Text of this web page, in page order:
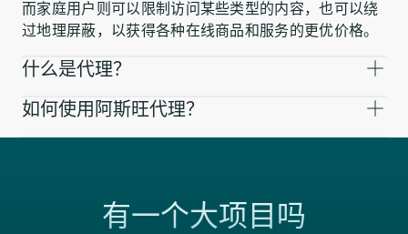
而家庭用户则可以限制访问某些类型的内容，也可以绕
过地理屏蔽，以获得各种在线商品和服务的更优价格。
什么是代理？
如何使用阿斯旺代理？
有一个大项目吗